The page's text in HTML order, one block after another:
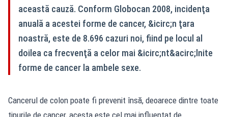
această cauză. Conform Globocan 2008, incidenţa
anuală a acestei forme de cancer, &icirc;n ţara
noastră, este de 8.696 cazuri noi, fiind pe locul al
doilea ca frecvenţă a celor mai &icirc;nt&acirc;lnite
forme de cancer la ambele sexe.
Cancerul de colon poate fi prevenit însă, deoarece dintre toate
tipurile de cancer, acesta este cel mai influențat de